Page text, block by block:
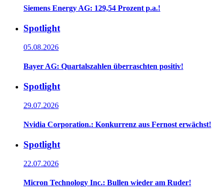
Siemens Energy AG: 129,54 Prozent p.a.!
Spotlight
05.08.2026
Bayer AG: Quartalszahlen überraschten positiv!
Spotlight
29.07.2026
Nvidia Corporation.: Konkurrenz aus Fernost erwächst!
Spotlight
22.07.2026
Micron Technology Inc.: Bullen wieder am Ruder!